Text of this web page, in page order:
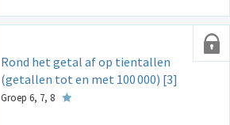
Rond het getal af op tientallen
(getallen tot en met 100000) [3]
Groep 6, 7, 8